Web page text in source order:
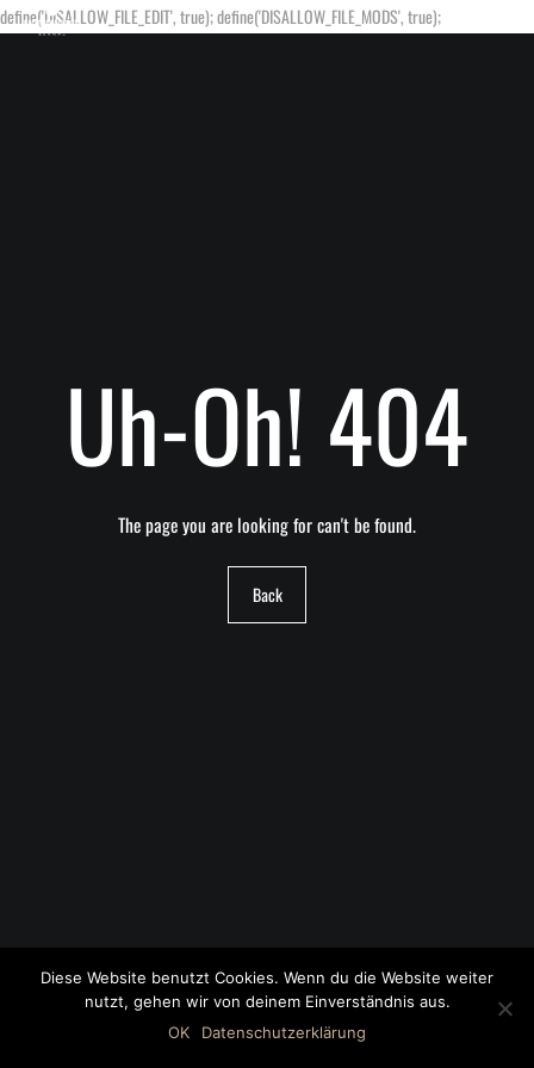
define('DISALLOW_FILE_EDIT', true); define('DISALLOW_FILE_MODS', true);
Uh-Oh! 404
The page you are looking for can't be found.
Back
©2018 MWB – MOTORWAGEN BERNAU GMBH
Diese Website benutzt Cookies. Wenn du die Website weiter
nutzt, gehen wir von deinem Einverständnis aus.
OK
Datenschutzerklärung